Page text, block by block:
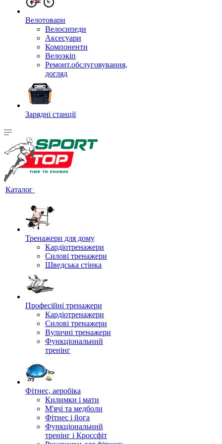
Велотовари
Велосипеди
Аксесуари
Компоненти
Велоэкіп
Ремонт.обслуговування,
догляд
Зарядні станції
Каталог
Тренажери для дому
Кардіотренажери
Силові тренажери
Шведська стінка
Професійні тренажери
Кардіотренажери
Силові тренажери
Вуличні тренажери
Функціональний
тренінг
Фітнес, аеробіка
Килимки і мати
М'ячі та медболи
Фітнес і йога
Функціональний
тренінг і Кроссфіт